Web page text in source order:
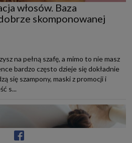
włosów. Baza
skomponowanej
na pełną szafę, a mimo to nie masz
bardzo często dzieje się dokładnie
się szampony, maski z promocji i
s...